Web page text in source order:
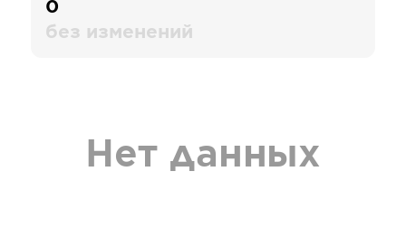
0
без изменений
Нет данных